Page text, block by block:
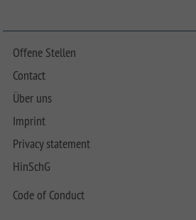
Offene Stellen
Contact
Über uns
Imprint
Privacy statement
HinSchG
Code of Conduct